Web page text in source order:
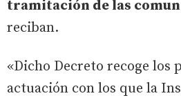
tramitación de las
reciban.
«Dicho Decreto recoge los
actuación con los que la